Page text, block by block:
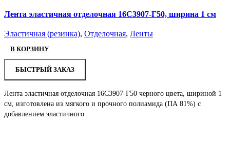
Лента эластичная отделочная 16С3907-Г50, ширина 1 см
Эластичная (резинка), Отделочная, Ленты
В КОРЗИНУ
БЫСТРЫЙ ЗАКАЗ
Лента эластичная отделочная 16С3907-Г50 черного цвета, шириной 1
см, изготовлена из мягкого и прочного полиамида (ПА 81%) с
добавлением эластичного